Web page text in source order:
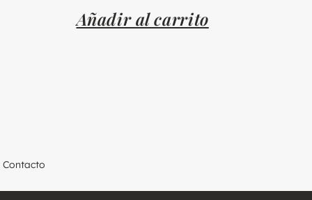
Añadir al carrito
Contacto